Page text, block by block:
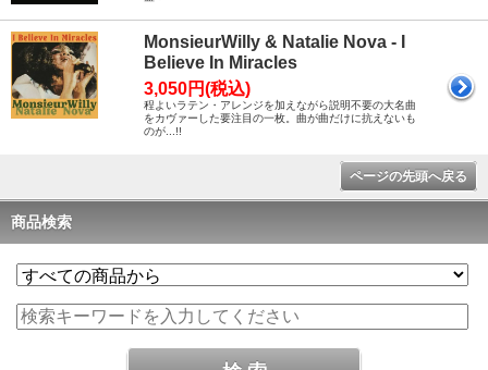
MonsieurWilly & Natalie Nova - I
Believe In Miracles
3,050円(税込)
程よいラテン・アレンジを加えながら説明不要の大名曲
をカヴァーした要注目の一枚。曲が曲だけに抗えないも
のが...!!
ページの先頭へ戻る
商品検索